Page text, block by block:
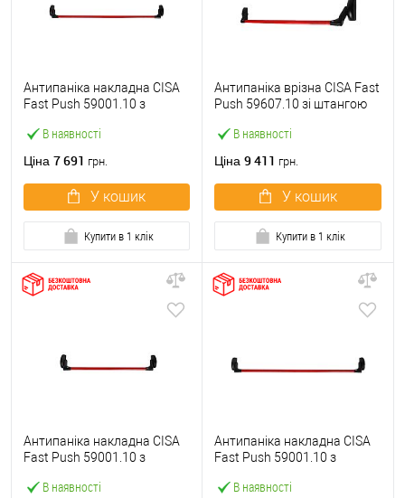
В наявності
Антипаніка накладна CISA
Fast Push 59001.10 з
мм червона
Ціна 7 691 грн.
У кошик
Купити в 1 клік
В наявності
Антипаніка врізна CISA Fast
Push 59607.10 зі штангою
Ціна 9 411 грн.
У кошик
Купити в 1 клік
В наявності
Антипаніка накладна CISA
Fast Push 59001.10 з
червона
В наявності
Антипаніка накладна CISA
Fast Push 59001.10 з
мм червона